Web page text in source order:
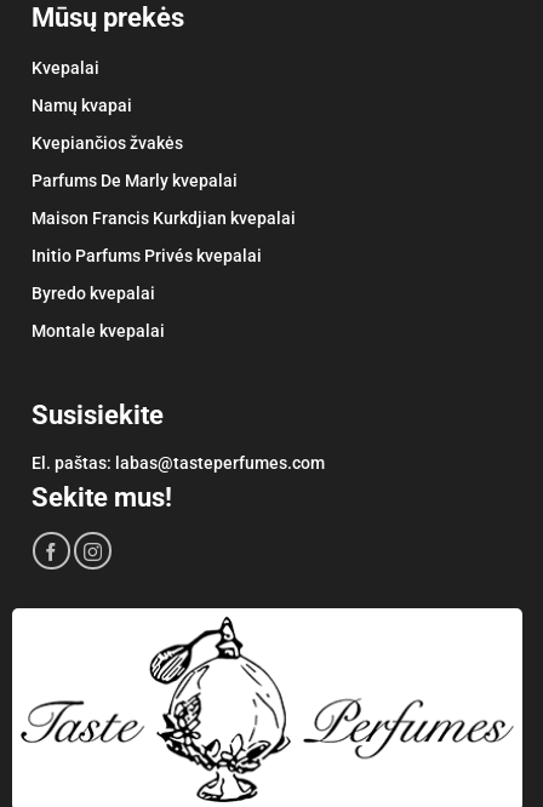
Mūsų prekės
Kvepalai
Namų kvapai
Kvepiančios žvakės
Parfums De Marly kvepalai
Maison Francis Kurkdjian kvepalai
Initio Parfums Privés kvepalai
Byredo kvepalai
Montale kvepalai
Susisiekite
El. paštas: labas@tasteperfumes.com
Sekite mus!